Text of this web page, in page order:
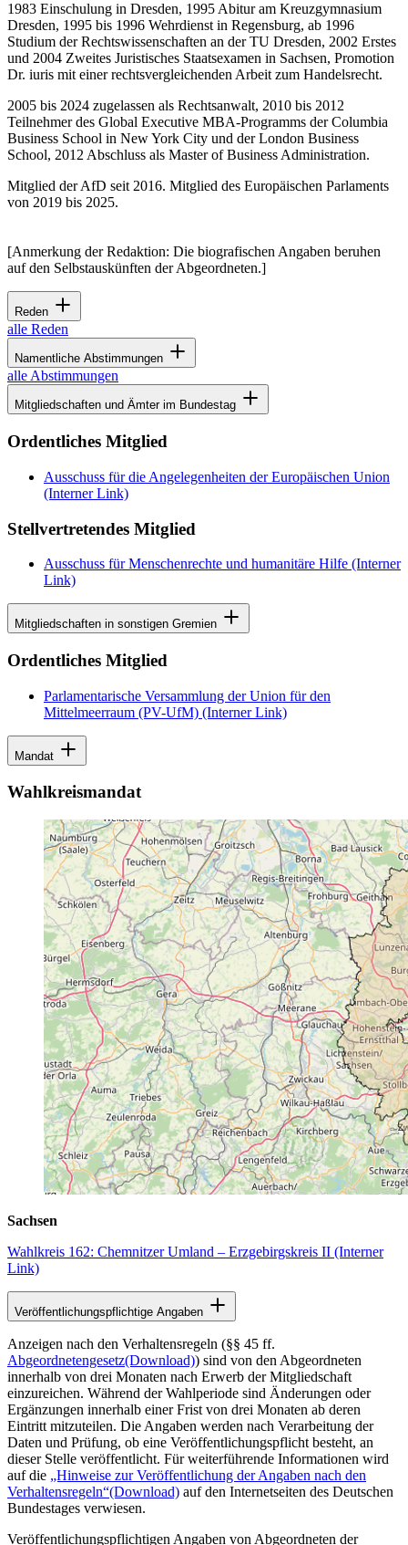
1983 Einschulung in Dresden, 1995 Abitur am Kreuzgymnasium
Dresden, 1995 bis 1996 Wehrdienst in Regensburg, ab 1996
Studium der Rechtswissenschaften an der TU Dresden, 2002 Erstes
und 2004 Zweites Juristisches Staatsexamen in Sachsen, Promotion
Dr. iuris mit einer rechtsvergleichenden Arbeit zum Handelsrecht.
2005 bis 2024 zugelassen als Rechtsanwalt, 2010 bis 2012
Teilnehmer des Global Executive MBA-Programms der Columbia
Business School in New York City und der London Business
School, 2012 Abschluss als Master of Business Administration.
Mitglied der AfD seit 2016. Mitglied des Europäischen Parlaments
von 2019 bis 2025.
[Anmerkung der Redaktion: Die biografischen Angaben beruhen
auf den Selbstauskünften der Abgeordneten.]
Reden
alle Reden
Namentliche Abstimmungen
alle Abstimmungen
Mitgliedschaften und Ämter im Bundestag
Ordentliches Mitglied
Ausschuss für die Angelegenheiten der Europäischen Union
(Interner Link)
Stellvertretendes Mitglied
Ausschuss für Menschenrechte und humanitäre Hilfe (Interner
Link)
Mitgliedschaften in sonstigen Gremien
Ordentliches Mitglied
Parlamentarische Versammlung der Union für den
Mittelmeerraum (PV-UfM) (Interner Link)
Mandat
Wahlkreismandat
Sachsen
Wahlkreis 162: Chemnitzer Umland – Erzgebirgskreis II (Interner
Link)
Veröffentlichungspflichtige Angaben
Anzeigen nach den Verhaltensregeln (§§ 45 ff.
Abgeordnetengesetz(Download)) sind von den Abgeordneten
innerhalb von drei Monaten nach Erwerb der Mitgliedschaft
einzureichen. Während der Wahlperiode sind Änderungen oder
Ergänzungen innerhalb einer Frist von drei Monaten ab deren
Eintritt mitzuteilen. Die Angaben werden nach Verarbeitung der
Daten und Prüfung, ob eine Veröffentlichungspflicht besteht, an
dieser Stelle veröffentlicht. Für weiterführende Informationen wird
auf die „Hinweise zur Veröffentlichung der Angaben nach den
Verhaltensregeln“(Download) auf den Internetseiten des Deutschen
Bundestages verwiesen.
Veröffentlichungspflichtigen Angaben von Abgeordneten der